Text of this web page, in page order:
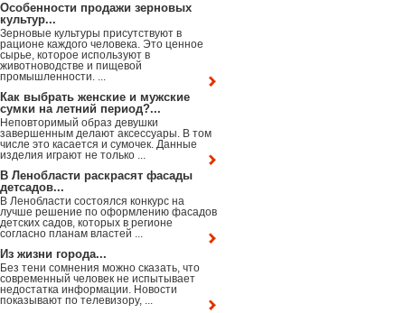
Особенности продажи зерновых
культур...
Зерновые культуры присутствуют в
рационе каждого человека. Это ценное
сырье, которое используют в
животноводстве и пищевой
промышленности. ...
Как выбрать женские и мужские
сумки на летний период?...
Неповторимый образ девушки
завершенным делают аксессуары. В том
числе это касается и сумочек. Данные
изделия играют не только ...
В Ленобласти раскрасят фасады
детсадов...
В Ленобласти состоялся конкурс на
лучше решение по оформлению фасадов
детских садов, которых в регионе
согласно планам властей ...
Из жизни города...
Без тени сомнения можно сказать, что
современный человек не испытывает
недостатка информации. Новости
показывают по телевизору, ...